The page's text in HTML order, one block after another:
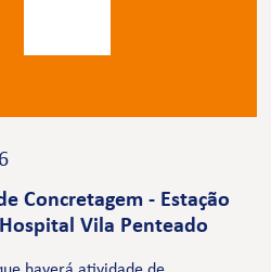
Concretagem - Estação
Vila Penteado